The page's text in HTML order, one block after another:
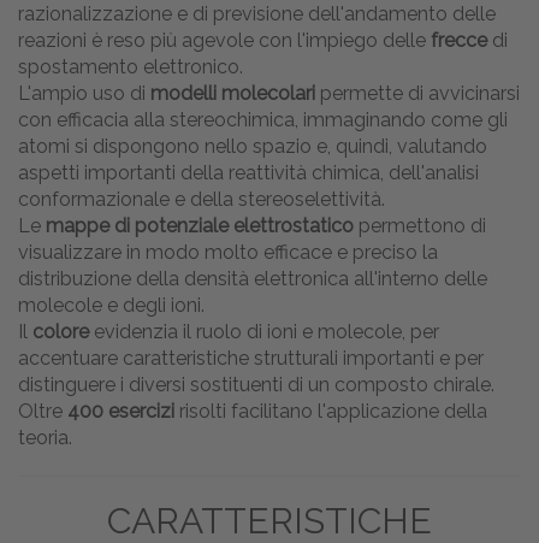
razionalizzazione e di previsione dell'andamento delle
reazioni è reso più agevole con l'impiego delle freccedi
spostamento elettronico.
L'ampio uso di modelli molecolari permette di avvicinarsi
con efficacia alla stereochimica, immaginando come gli
atomi si dispongono nello spazio e, quindi, valutando
aspetti importanti della reattività chimica, dell'analisi
conformazionale e della stereoselettività.
Le mappe di potenziale elettrostatico permettono di
visualizzare in modo molto efficace e preciso la
distribuzione della densità elettronica all'interno delle
molecole e degli ioni.
Il coloreevidenzia il ruolo di ioni e molecole, per
accentuare caratteristiche strutturali importanti e per
distinguere i diversi sostituenti di un composto chirale.
Oltre 400 esercizi risolti facilitano l'applicazione della
teoria.
CARATTERISTICHE